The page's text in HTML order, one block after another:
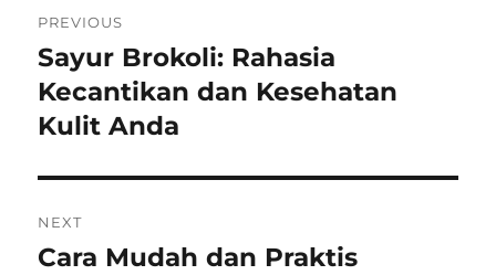
navigation
PREVIOUS
Previous
post:
Sayur Brokoli: Rahasia
Kecantikan dan Kesehatan
Kulit Anda
NEXT
Next
Cara Mudah dan Praktis